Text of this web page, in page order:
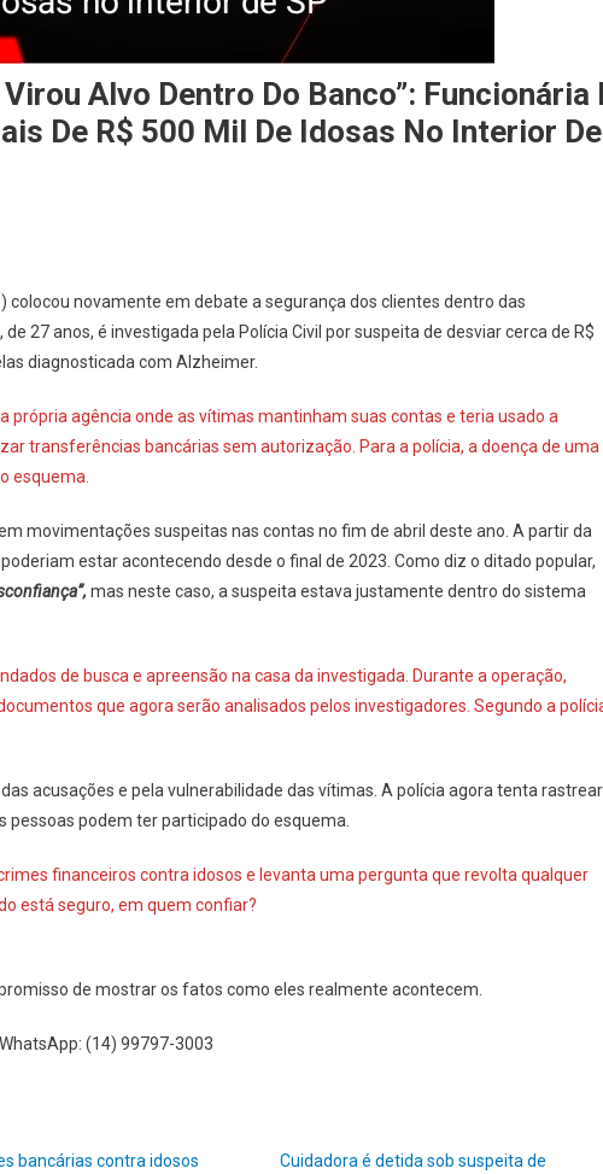
Alvo Dentro Do Banco”: Funcionária
De R$ 500 Mil De Idosas No Interior De
colocou novamente em debate a segurança dos clientes dentro das
27 anos, é investigada pela Polícia Civil por suspeita de desviar cerca de R$
diagnosticada com Alzheimer.
própria agência onde as vítimas mantinham suas contas e teria usado a
transferências bancárias sem autorização. Para a polícia, a doença de uma
esquema.
movimentações suspeitas nas contas no fim de abril deste ano. A partir da
estar acontecendo desde o final de 2023. Como diz o ditado popular,
mas neste caso, a suspeita estava justamente dentro do sistema
de busca e apreensão na casa da investigada. Durante a operação,
que agora serão analisados pelos investigadores. Segundo a
acusações e pela vulnerabilidade das vítimas. A polícia agora tenta rastrear
podem ter participado do esquema.
financeiros contra idosos e levanta uma pergunta que revolta qualquer
está seguro, em quem confiar?
de mostrar os fatos como eles realmente acontecem.
(14) 99797-3003
bancárias contra idosos
Cuidadora é detida sob suspeita de